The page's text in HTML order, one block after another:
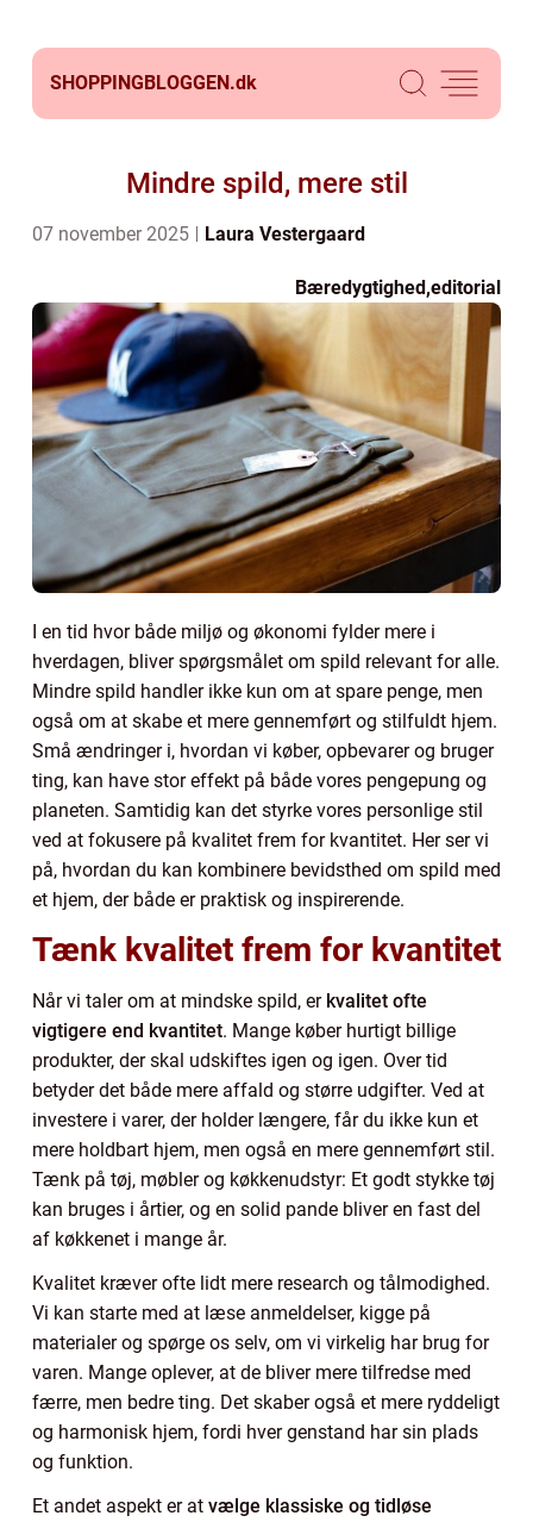
SHOPPINGBLOGGEN.dk
Mindre spild, mere stil
07 november 2025 Laura Vestergaard
Bæredygtighed,editorial
I en tid hvor både miljø og økonomi fylder mere i
hverdagen, bliver spørgsmålet om spild relevant for alle.
Mindre spild handler ikke kun om at spare penge, men
også om at skabe et mere gennemført og stilfuldt hjem.
Små ændringer i, hvordan vi køber, opbevarer og bruger
ting, kan have stor effekt på både vores pengepung og
planeten. Samtidig kan det styrke vores personlige stil
ved at fokusere på kvalitet frem for kvantitet. Her ser vi
på, hvordan du kan kombinere bevidsthed om spild med
et hjem, der både er praktisk og inspirerende.
Tænk kvalitet frem for kvantitet
Når vi taler om at mindske spild, er kvalitet ofte
vigtigere end kvantitet. Mange køber hurtigt billige
produkter, der skal udskiftes igen og igen. Over tid
betyder det både mere affald og større udgifter. Ved at
investere i varer, der holder længere, får du ikke kun et
mere holdbart hjem, men også en mere gennemført stil.
Tænk på tøj, møbler og køkkenudstyr: Et godt stykke tøj
kan bruges i årtier, og en solid pande bliver en fast del
af køkkenet i mange år.
Kvalitet kræver ofte lidt mere research og tålmodighed.
Vi kan starte med at læse anmeldelser, kigge på
materialer og spørge os selv, om vi virkelig har brug for
varen. Mange oplever, at de bliver mere tilfredse med
færre, men bedre ting. Det skaber også et mere ryddeligt
og harmonisk hjem, fordi hver genstand har sin plads
og funktion.
Et andet aspekt er at vælge klassiske og tidløse